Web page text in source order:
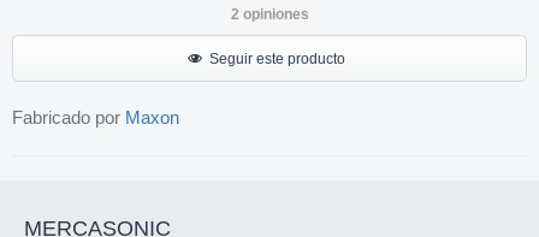
2 opiniones
Seguir este producto
Fabricado por Maxon
MERCASONIC